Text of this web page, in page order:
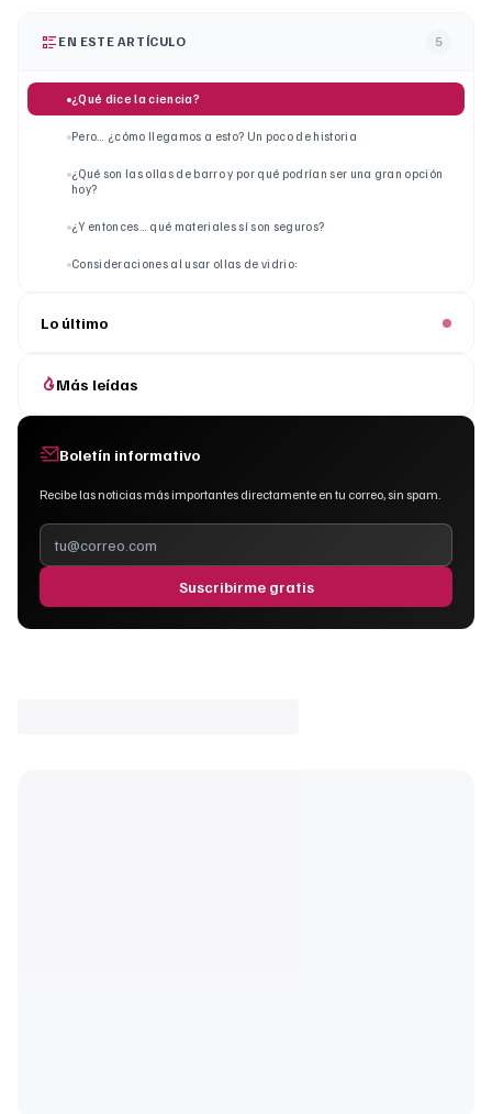
EN ESTE ARTÍCULO 5
¿Qué dice la ciencia?
Pero… ¿cómo llegamos a esto? Un poco de historia
¿Qué son las ollas de barro y por qué podrían ser una gran opción
hoy?
¿Y entonces… qué materiales sí son seguros?
Consideraciones al usar ollas de vidrio:
Lo último
Más leídas
Boletín informativo
Recibe las noticias más importantes directamente en tu correo, sin spam.
Suscribirme gratis